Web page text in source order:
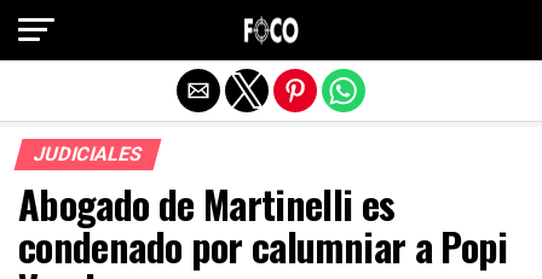
JUDICIALES
Abogado de Martinelli es
condenado por calumniar a Popi
Salir de la versión móvil